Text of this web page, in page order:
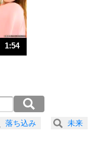
しさで表現する。
1:54
落ち込み 未来